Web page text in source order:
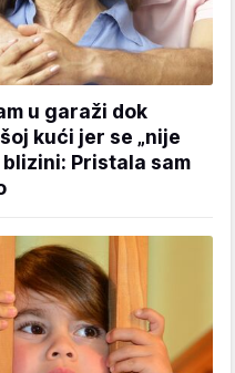
u garaži dok
kući jer se „nije
Pristala sam